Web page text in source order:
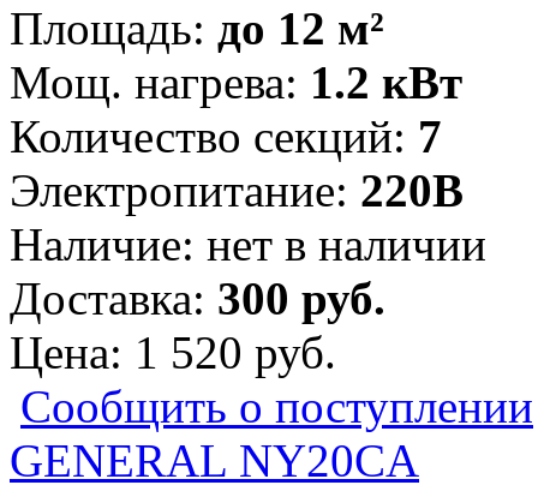
Площадь: до 12 м²
Мощ. нагрева: 1.2 кВт
Количество секций: 7
Электропитание: 220В
Наличие: нет в наличии
Доставка: 300 руб.
Цена: 1 520 руб.
Сообщить о поступлении
GENERAL NY20СA